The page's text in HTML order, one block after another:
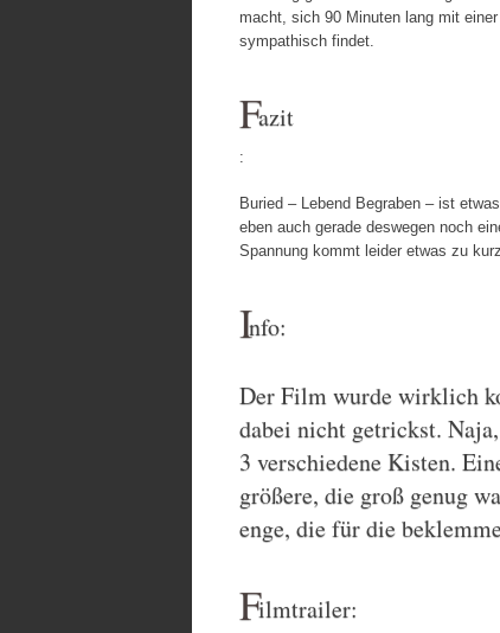
macht, sich 90 Minuten lang mit
sympathisch findet.
Fazit
:
Buried – Lebend Begraben – ist
eben auch gerade deswegen noch
Spannung kommt leider etwas zu
Info:
Der Film wurde wirklich
dabei nicht getrickst.
3 verschiedene Kisten.
größere, die groß genug
enge, die für die
Filmtrailer: